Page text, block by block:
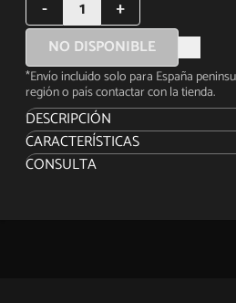
- 1 +
NO DISPONIBLE
*Envío incluido solo para España
región o país contactar con la tienda.
DESCRIPCIÓN
CARACTERÍSTICAS
CONSULTA